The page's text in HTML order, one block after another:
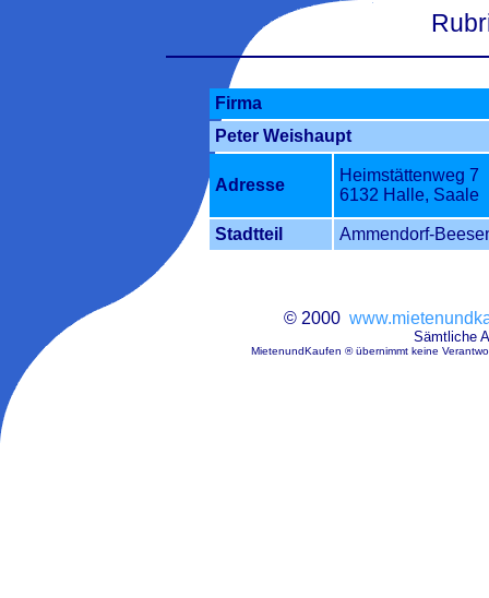
Firma
Peter Weishaupt
Adresse
Heimstättenweg 7
6132 Halle, Saale
Stadtteil Ammendorf-
© 2000
Sämtliche
MietenundKaufen ® übernimmt keine